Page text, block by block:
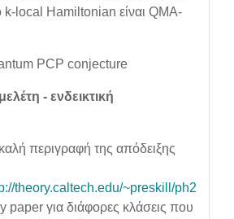
k-local Hamiltonian είναι QMA-
PCP conjecture
- ενδεικτική
περιγραφή της απόδειξης
theory.caltech.edu/~preskill/ph219/
paper για διάφορες κλάσεις που